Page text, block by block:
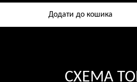
Додати до кошика
СХЕМА